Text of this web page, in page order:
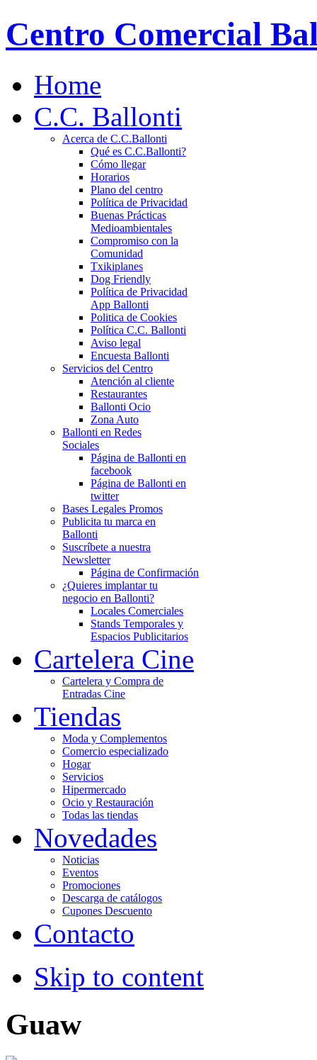
Centro Comercial
Home
C.C. Ballonti
Acerca de C.C.Ballonti
Qué es C.C.Ballonti?
Cómo llegar
Horarios
Plano del centro
Política de Privacidad
Buenas Prácticas
Medioambientales
Compromiso con la
Comunidad
Txikiplanes
Dog Friendly
Política de Privacidad
App Ballonti
Politica de Cookies
Política C.C. Ballonti
Aviso legal
Encuesta Ballonti
Servicios del Centro
Atención al cliente
Restaurantes
Ballonti Ocio
Zona Auto
Ballonti en Redes
Sociales
Página de Ballonti en
facebook
Página de Ballonti en
twitter
Bases Legales Promos
Publicita tu marca en
Ballonti
Suscríbete a nuestra
Newsletter
Página de Confirmación
¿Quieres implantar tu
negocio en Ballonti?
Locales Comerciales
Stands Temporales y
Espacios Publicitarios
Cartelera Cine
Cartelera y Compra de
Entradas Cine
Tiendas
Moda y Complementos
Comercio especializado
Hogar
Servicios
Hipermercado
Ocio y Restauración
Todas las tiendas
Novedades
Noticias
Eventos
Promociones
Descarga de catálogos
Cupones Descuento
Contacto
Skip to content
Guaw